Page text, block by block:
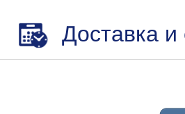
Доставка и